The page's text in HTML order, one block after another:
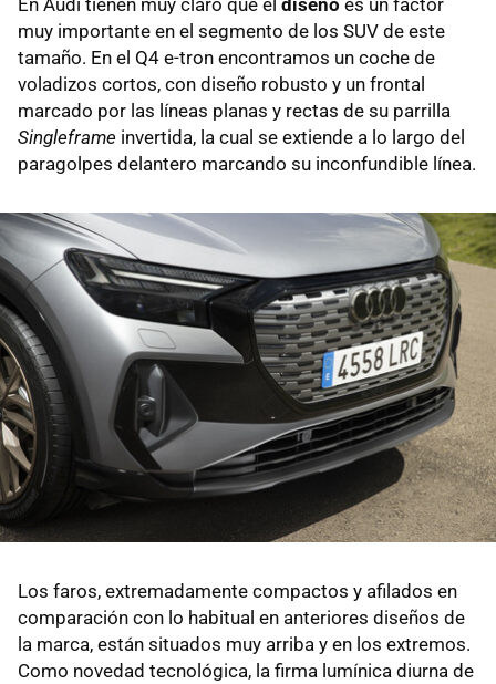
muy importante en el segmento de los SUV de este
tamaño. En el Q4 e-tron encontramos un coche de
voladizos cortos, con diseño robusto y un frontal
marcado por las líneas planas y rectas de su parrilla
Singleframe invertida, la cual se extiende a lo largo del
paragolpes delantero marcando su inconfundible línea.
Los faros, extremadamente compactos y afilados en
comparación con lo habitual en anteriores diseños de
la marca, están situados muy arriba y en los extremos.
Como novedad tecnológica, la firma lumínica diurna de